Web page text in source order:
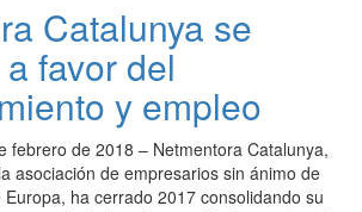
Catalunya se
favor del
y empleo
febrero de 2018 – Netmentora Catalunya,
asociación de empresarios sin ánimo de
ha cerrado 2017 consolidando su